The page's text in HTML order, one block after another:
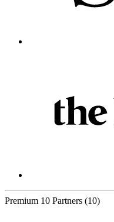
Premium 10 Partners (10)